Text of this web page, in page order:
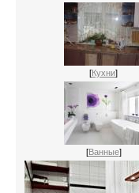
[Кухни]
[Ванные]